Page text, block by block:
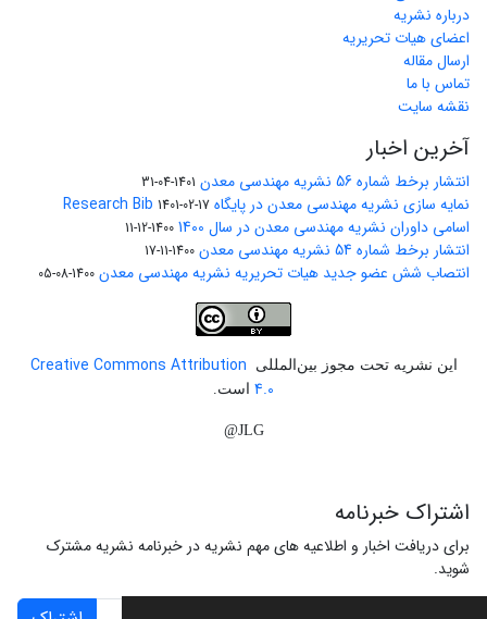
درباره نشریه
اعضای هیات تحریریه
ارسال مقاله
تماس با ما
نقشه سایت
آخرین اخبار
انتشار برخط شماره 56 نشریه مهندسی معدن 1401-04-31
نمایه سازی نشریه مهندسی معدن در پایگاه Research Bib 1401-02-17
اسامی داوران نشریه مهندسی معدن در سال 1400 1400-12-11
انتشار برخط شماره 54 نشریه مهندسی معدن 1400-11-17
انتصاب شش عضو جدید هیات تحریریه نشریه مهندسی معدن 1400-08-05
این نشریه تحت مجوز بین‌المللی
Creative Commons Attribution
4.0 است.
JLG@
اشتراک خبرنامه
برای دریافت اخبار و اطلاعیه های مهم نشریه در خبرنامه نشریه مشترک
شوید.